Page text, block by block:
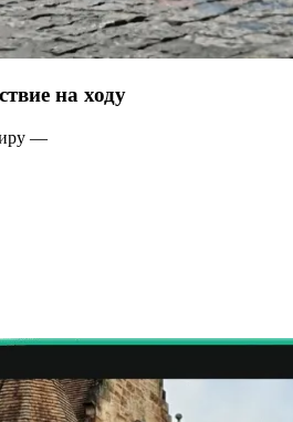
на ходу
—